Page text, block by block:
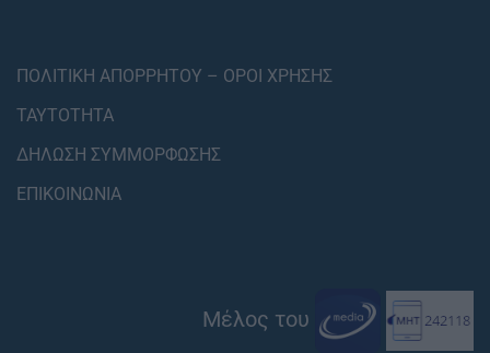
ΠΟΛΙΤΙΚΗ ΑΠΟΡΡΗΤΟΥ – ΟΡΟΙ ΧΡΗΣΗΣ
ΤΑΥΤΟΤΗΤΑ
ΔΗΛΩΣΗ ΣΥΜΜΟΡΦΩΣΗΣ
ΕΠΙΚΟΙΝΩΝΙΑ
Μέλος του